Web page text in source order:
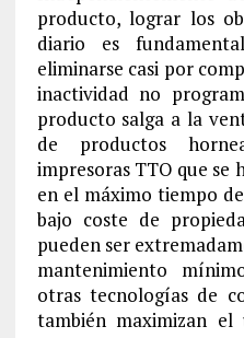
producto, lograr los
diario es
eliminarse casi por
inactividad no
producto salga a la
de productos
impresoras TTO que se
en el máximo tiempo
bajo coste de
pueden ser
mantenimiento
otras tecnologías de
también maximizan